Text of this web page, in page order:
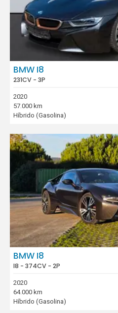
BMW I8
231CV - 3P
2020
57.000 km
Híbrido (Gasolina)
BMW I8
I8 - 374CV - 2P
2020
64.000 km
Híbrido (Gasolina)